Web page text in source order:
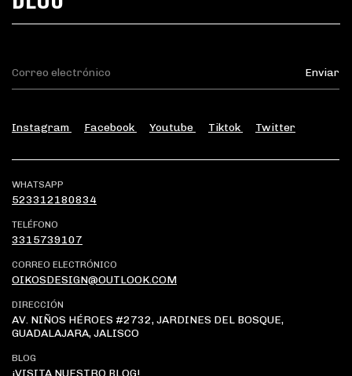
Instagram Facebook Youtube Tiktok Twitter
WHATSAPP
523312180834
TELÉFONO
3315739107
CORREO ELECTRÓNICO
OIKOSDESIGN@OUTLOOK.COM
DIRECCIÓN
AV. NIÑOS HÉROES #2732, JARDINES DEL BOSQUE,
GUADALAJARA, JALISCO
BLOG
¡VISITA NUESTRO BLOG!